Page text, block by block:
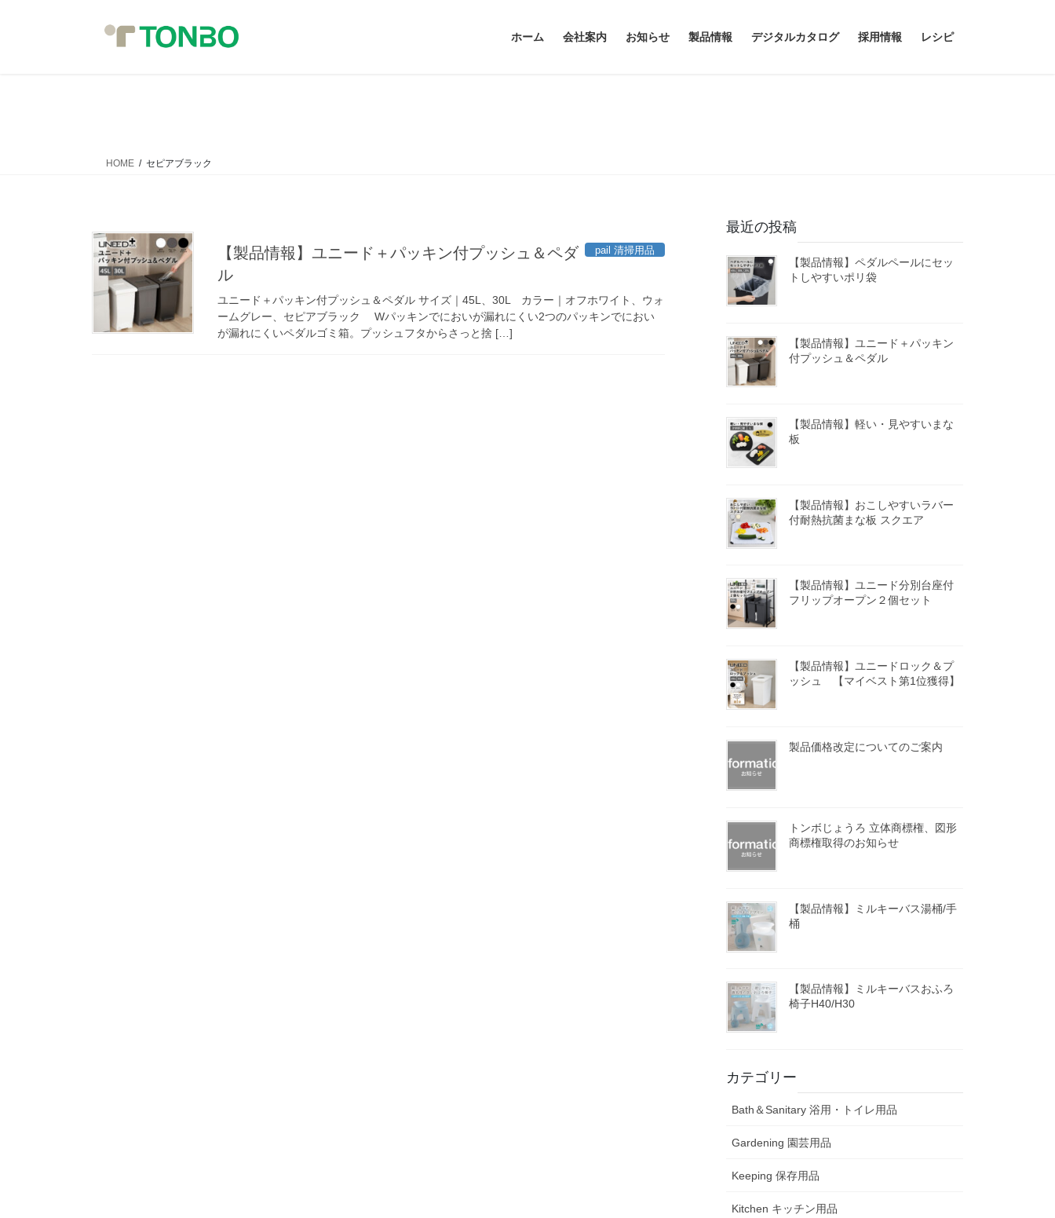
ホーム 会社案内 お知らせ 製品情報 デジタルカタログ 採用情報 レシピ
HOME セピアブラック
pail 清掃用品
【製品情報】ユニード＋パッキン付プッシュ＆ペダ
ル
ユニード＋パッキン付プッシュ＆ペダル サイズ｜45L、30L カラー｜オフホワイト、ウォ
ームグレー、セピアブラック Wパッキンでにおいが漏れにくい2つのパッキンでにおい
が漏れにくいペダルゴミ箱。プッシュフタからさっと捨 […]
最近の投稿
【製品情報】ペダルペールにセッ
トしやすいポリ袋
【製品情報】ユニード＋パッキン
付プッシュ＆ペダル
【製品情報】軽い・見やすいまな
板
【製品情報】おこしやすいラバー
付耐熱抗菌まな板 スクエア
【製品情報】ユニード分別台座付
フリップオープン２個セット
【製品情報】ユニードロック＆プ
ッシュ 【マイベスト第1位獲得】
製品価格改定についてのご案内
トンボじょうろ 立体商標権、図形
商標権取得のお知らせ
【製品情報】ミルキーバス湯桶/手
桶
【製品情報】ミルキーバスおふろ
椅子H40/H30
カテゴリー
Bath＆Sanitary 浴用・トイレ用品
Gardening 園芸用品
Keeping 保存用品
Kitchen キッチン用品